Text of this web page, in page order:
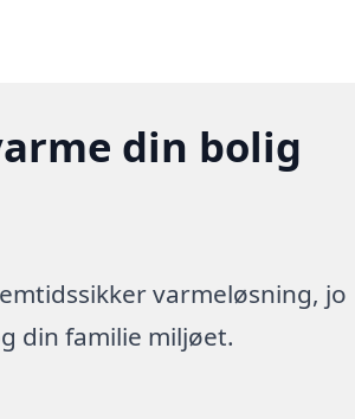
din bolig
varmeløsning, jo
din familie miljøet.